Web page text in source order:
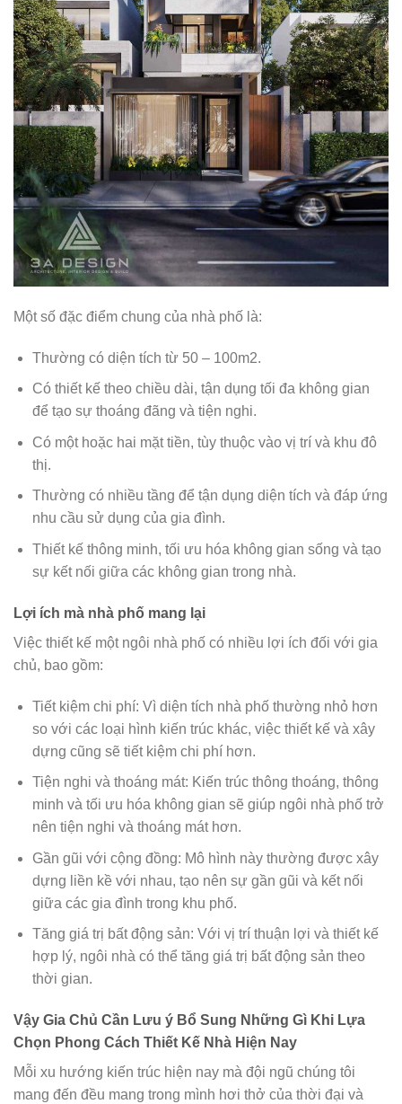
Một số đặc điểm chung của nhà phố là:
Thường có diện tích từ 50 – 100m2.
Có thiết kế theo chiều dài, tận dụng tối đa không gian
để tạo sự thoáng đãng và tiện nghi.
Có một hoặc hai mặt tiền, tùy thuộc vào vị trí và khu đô
thị.
Thường có nhiều tầng để tận dụng diện tích và đáp ứng
nhu cầu sử dụng của gia đình.
Thiết kế thông minh, tối ưu hóa không gian sống và tạo
sự kết nối giữa các không gian trong nhà.
Lợi ích mà nhà phố mang lại
Việc thiết kế một ngôi nhà phố có nhiều lợi ích đối với gia
chủ, bao gồm:
Tiết kiệm chi phí: Vì diện tích nhà phố thường nhỏ hơn
so với các loại hình kiến trúc khác, việc thiết kế và xây
dựng cũng sẽ tiết kiệm chi phí hơn.
Tiện nghi và thoáng mát: Kiến trúc thông thoáng, thông
minh và tối ưu hóa không gian sẽ giúp ngôi nhà phố trở
nên tiện nghi và thoáng mát hơn.
Gần gũi với cộng đồng: Mô hình này thường được xây
dựng liền kề với nhau, tạo nên sự gần gũi và kết nối
giữa các gia đình trong khu phố.
Tăng giá trị bất động sản: Với vị trí thuận lợi và thiết kế
hợp lý, ngôi nhà có thể tăng giá trị bất động sản theo
thời gian.
Vậy Gia Chủ Cần Lưu ý Bổ Sung Những Gì Khi Lựa
Chọn Phong Cách Thiết Kế Nhà Hiện Nay
Mỗi xu hướng kiến trúc hiện nay mà đội ngũ chúng tôi
mang đến đều mang trong mình hơi thở của thời đại và